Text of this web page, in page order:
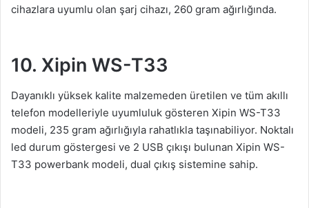
cihazlara uyumlu olan şarj cihazı, 260 gram ağırlığında.
10. Xipin WS-T33
Dayanıklı yüksek kalite malzemeden üretilen ve tüm akıllı
telefon modelleriyle uyumluluk gösteren Xipin WS-T33
modeli, 235 gram ağırlığıyla rahatlıkla taşınabiliyor. Noktalı
led durum göstergesi ve 2 USB çıkışı bulunan Xipin WS-
T33 powerbank modeli, dual çıkış sistemine sahip.